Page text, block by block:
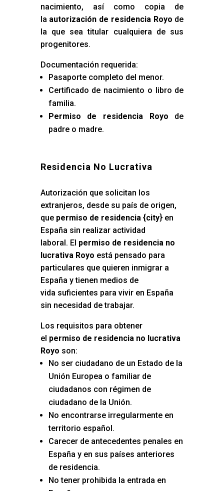
nacimiento, así como copia de
la autorización de residencia Royo de
la que sea titular cualquiera de sus
progenitores.
Documentación requerida:
Pasaporte completo del menor.
Certificado de nacimiento o libro de
familia.
Permiso de residencia Royo de
padre o madre.
Residencia No Lucrativa
Autorización que solicitan los
extranjeros, desde su país de origen,
que permiso de residencia {city} en
España sin realizar actividad
laboral. El permiso de residencia no
lucrativa Royo está pensado para
particulares que quieren inmigrar a
España y tienen medios de
vida suficientes para vivir en España
sin necesidad de trabajar.
Los requisitos para obtener
el permiso de residencia no lucrativa
Royo son:
No ser ciudadano de un Estado de la
Unión Europea o familiar de
ciudadanos con régimen de
ciudadano de la Unión.
No encontrarse irregularmente en
territorio español.
Carecer de antecedentes penales en
España y en sus países anteriores
de residencia.
No tener prohibida la entrada en